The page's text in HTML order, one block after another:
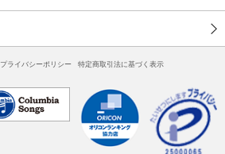
プライバシーポリシー 特定商取引法に基づく表示